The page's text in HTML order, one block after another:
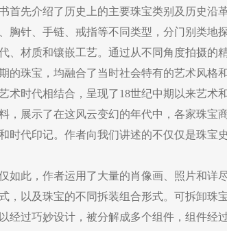
首先介绍了历史上的主要珠宝类别及历史沿
胸针、手链、戒指等不同类型，分门别类地
、材质和镶嵌工艺。通过从不同角度拍摄的
的珠宝，均融合了当时社会特有的艺术风格
术时代相结合，呈现了18世纪中期以来艺术
，展示了在这风云变幻的年代中，各家珠宝
时代印记。作者向我们讲述的不仅仅是珠宝
如此，作者运用了大量的肖像画、照片和详
，以及珠宝的不同拆装组合形式。可拆卸珠
经过巧妙设计，被分解成多个组件，组件经